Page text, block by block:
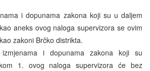
i dopunama zakona koji su u daljem
aneks ovog naloga supervizora se ovim
zakoni Brčko distrikta.
i dopunama zakona koji su
1. ovog naloga supervizora će bez